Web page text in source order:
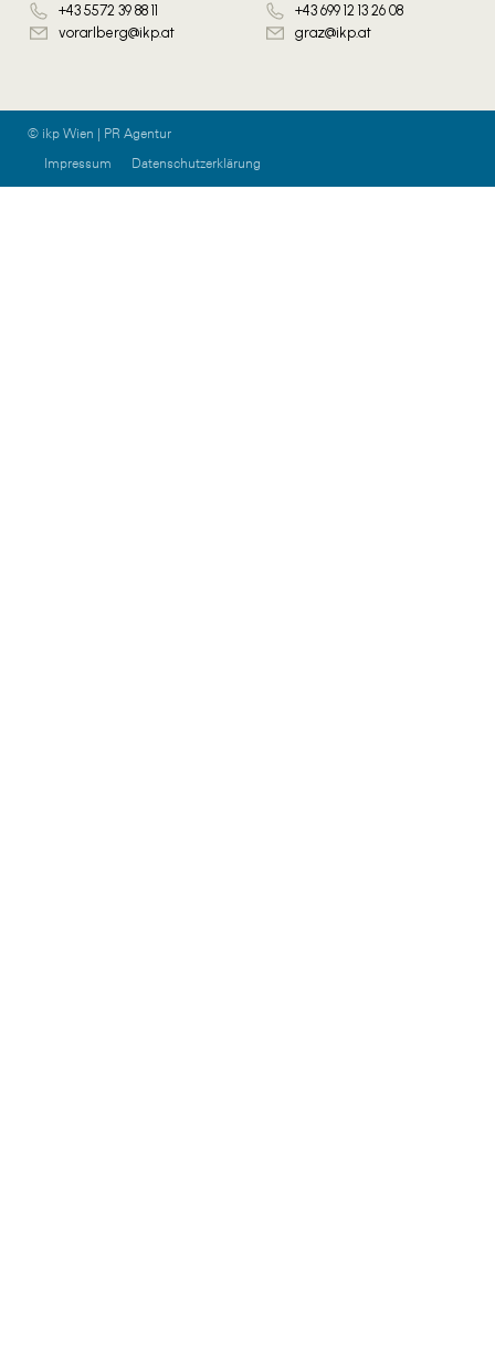
+43 5572 39 88 11
vorarlberg@ikp.at
+43 699 12 13 26 08
graz@ikp.at
© ikp Wien | PR Agentur
Impressum
Datenschutzerklärung